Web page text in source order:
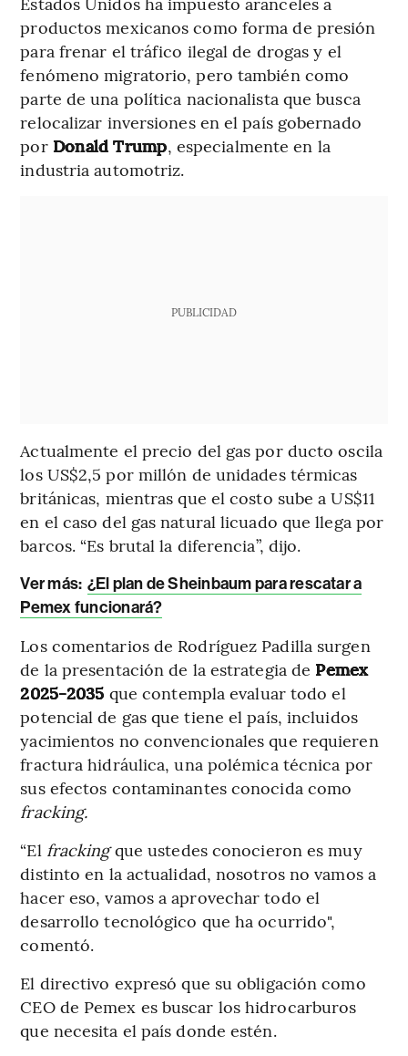
productos mexicanos como forma de presión
para frenar el tráfico ilegal de drogas y el
fenómeno migratorio, pero también como
parte de una política nacionalista que busca
relocalizar inversiones en el país gobernado
por Donald Trump, especialmente en la
industria automotriz.
PUBLICIDAD
Actualmente el precio del gas por ducto oscila
los US$2,5 por millón de unidades térmicas
británicas, mientras que el costo sube a US$11
en el caso del gas natural licuado que llega por
barcos. “Es brutal la diferencia”, dijo.
Ver más: ¿El plan de Sheinbaum para rescatar a
Pemex funcionará?
Los comentarios de Rodríguez Padilla surgen
de la presentación de la estrategia de Pemex
2025-2035 que contempla evaluar todo el
potencial de gas que tiene el país, incluidos
yacimientos no convencionales que requieren
fractura hidráulica, una polémica técnica por
sus efectos contaminantes conocida como
fracking.
“El frackingque ustedes conocieron es muy
distinto en la actualidad, nosotros no vamos a
hacer eso, vamos a aprovechar todo el
desarrollo tecnológico que ha ocurrido",
comentó.
El directivo expresó que su obligación como
CEO de Pemex es buscar los hidrocarburos
que necesita el país donde estén.